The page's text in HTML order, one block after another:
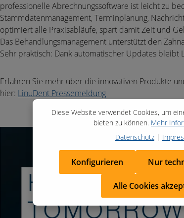
professionelle Abrechnungssoftware ist leicht zu
Stammdatenmanagement, Terminplanung,
optimiert alle Praxisabläufe, spart damit Zeit und
Das Behandlungsmanagement unterstützt den
Sehr praktisch: Dank automatischer Updates
Erfahren Sie mehr über die innovativen Produkte
hier: LinuDent Pressemeldung
Diese Website verwendet Cookies, um
bieten zu können. Mehr
Datenschutz |
Nur
Konfigurieren
Alle Cookies